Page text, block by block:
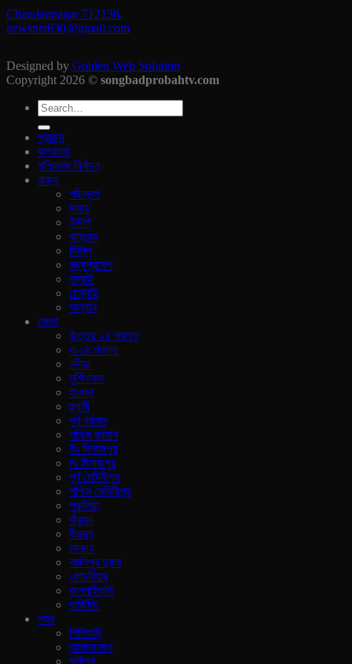
Chandannagar 712136.
newsnet830@gmail.com
Designed by Golden Web Solution
Copyright 2026 © songbadprobahtv.com
প্রচ্ছদ
কলকাতা
পশ্চিমবঙ্গ নির্বাচন
রাজ‍্য
পচিমবন্গ
বিহার
ইউপি
ঝাড়খন্ড
দিল্লি
মধ্যপ্রদেশ
মুম্বাই
চেন্নাই
অন্যান
জেলা
উত্তর ২৪ পরগনা
দঃ২৪ পরগনা
নদীয়া
মুর্শিদাবাদ
হাওড়া
হুগলী
পূর্ব বর্ধমান
পশ্চিম বর্ধমান
উঃ দিনাজপুর
দঃ দিনাজপুর
পূর্ব মেদিনীপুর
পশ্চিম মেদিনীপুর
পুরুলিয়া
বাঁকুড়া
বীরভুম
মালদহ
আলিপুর দুয়ার
কোচবিহার
জলপাইগুড়ি
দার্জিলিং
শহর
শিলিগুড়ি
আসানসোল